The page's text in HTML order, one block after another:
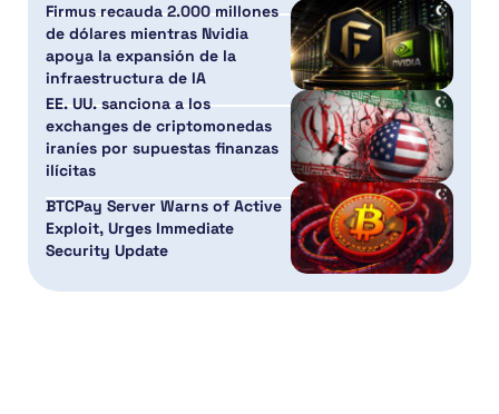
Firmus recauda 2.000 millones
de dólares mientras Nvidia
apoya la expansión de la
infraestructura de IA
EE. UU. sanciona a los
exchanges de criptomonedas
iraníes por supuestas finanzas
ilícitas
BTCPay Server Warns of Active
Exploit, Urges Immediate
Security Update